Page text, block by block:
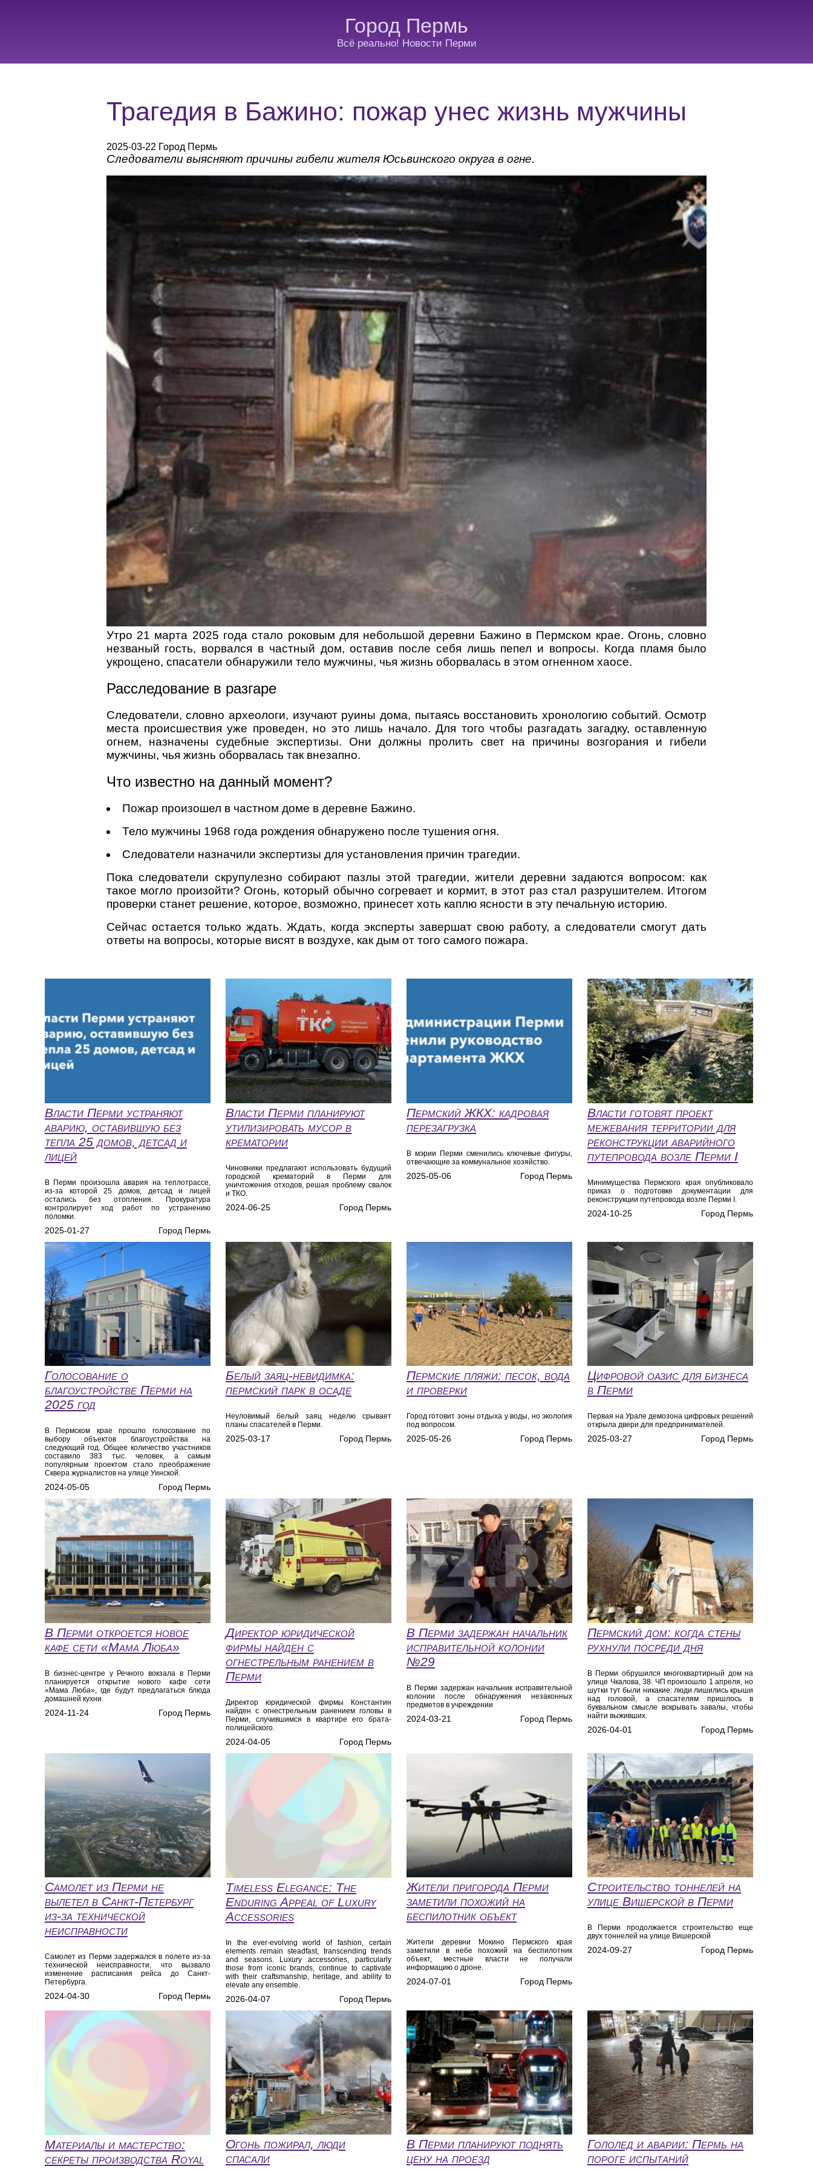
Город Пермь
Всё реально! Новости Перми
Трагедия в Бажино: пожар унес жизнь мужчины
2025-03-22 Город Пермь
Следователи выясняют причины гибели жителя Юсьвинского округа в огне.
Утро 21 марта 2025 года стало роковым для небольшой деревни Бажино в Пермском крае. Огонь, словно
незваный гость, ворвался в частный дом, оставив после себя лишь пепел и вопросы. Когда пламя было
укрощено, спасатели обнаружили тело мужчины, чья жизнь оборвалась в этом огненном хаосе.
Расследование в разгаре
Следователи, словно археологи, изучают руины дома, пытаясь восстановить хронологию событий. Осмотр
места происшествия уже проведен, но это лишь начало. Для того чтобы разгадать загадку, оставленную
огнем, назначены судебные экспертизы. Они должны пролить свет на причины возгорания и гибели
мужчины, чья жизнь оборвалась так внезапно.
Что известно на данный момент?
Пожар произошел в частном доме в деревне Бажино.
Тело мужчины 1968 года рождения обнаружено после тушения огня.
Следователи назначили экспертизы для установления причин трагедии.
Пока следователи скрупулезно собирают пазлы этой трагедии, жители деревни задаются вопросом: как
такое могло произойти? Огонь, который обычно согревает и кормит, в этот раз стал разрушителем. Итогом
проверки станет решение, которое, возможно, принесет хоть каплю ясности в эту печальную историю.
Сейчас остается только ждать. Ждать, когда эксперты завершат свою работу, а следователи смогут дать
ответы на вопросы, которые висят в воздухе, как дым от того самого пожара.
Власти Перми устраняют
аварию, оставившую без
тепла 25 домов, детсад и
лицей
В Перми произошла авария на теплотрассе,
из-за которой 25 домов, детсад и лицей
остались без отопления. Прокуратура
контролирует ход работ по устранению
поломки.
2025-01-27 Город Пермь
Власти Перми планируют
утилизировать мусор в
крематории
Чиновники предлагают использовать будущий
городской крематорий в Перми для
уничтожения отходов, решая проблему свалок
и ТКО.
2024-06-25 Город Пермь
Пермский ЖКХ: кадровая
перезагрузка
В мэрии Перми сменились ключевые фигуры,
отвечающие за коммунальное хозяйство.
2025-05-06 Город Пермь
Власти готовят проект
межевания территории для
реконструкции аварийного
путепровода возле Перми I
Минимущества Пермского края опубликовало
приказ о подготовке документации для
реконструкции путепровода возле Перми I.
2024-10-25 Город Пермь
Голосование о
благоустройстве Перми на
2025 год
В Пермском крае прошло голосование по
выбору объектов благоустройства на
следующий год. Общее количество участников
составило 383 тыс. человек, а самым
популярным проектом стало преображение
Сквера журналистов на улице Уинской.
2024-05-05 Город Пермь
Белый заяц-невидимка:
пермский парк в осаде
Неуловимый белый заяц неделю срывает
планы спасателей в Перми.
2025-03-17 Город Пермь
Пермские пляжи: песок, вода
и проверки
Город готовит зоны отдыха у воды, но экология
под вопросом.
2025-05-26 Город Пермь
Цифровой оазис для бизнеса
в Перми
Первая на Урале демозона цифровых решений
открыла двери для предпринимателей.
2025-03-27 Город Пермь
В Перми откроется новое
кафе сети «Мама Люба»
В бизнес-центре у Речного вокзала в Перми
планируется открытие нового кафе сети
«Мама Люба», где будут предлагаться блюда
домашней кухни.
2024-11-24 Город Пермь
Директор юридической
фирмы найден с
огнестрельным ранением в
Перми
Директор юридической фирмы Константин
найден с огнестрельным ранением головы в
Перми, случившимся в квартире его брата-
полицейского.
2024-04-05 Город Пермь
В Перми задержан начальник
исправительной колонии
№29
В Перми задержан начальник исправительной
колонии после обнаружения незаконных
предметов в учреждении
2024-03-21 Город Пермь
Пермский дом: когда стены
рухнули посреди дня
В Перми обрушился многоквартирный дом на
улице Чкалова, 38. ЧП произошло 1 апреля, но
шутки тут были никакие: люди лишились крыши
над головой, а спасателям пришлось в
буквальном смысле вскрывать завалы, чтобы
найти выживших.
2026-04-01 Город Пермь
Самолет из Перми не
вылетел в Санкт-Петербург
из-за технической
неисправности
Самолет из Перми задержался в полете из-за
технической неисправности, что вызвало
изменение расписания рейса до Санкт-
Петербурга.
2024-04-30 Город Пермь
Timeless Elegance: The
Enduring Appeal of Luxury
Accessories
In the ever-evolving world of fashion, certain
elements remain steadfast, transcending trends
and seasons. Luxury accessories, particularly
those from iconic brands, continue to captivate
with their craftsmanship, heritage, and ability to
elevate any ensemble.
2026-04-07 Город Пермь
Жители пригорода Перми
заметили похожий на
беспилотник объект
Жители деревни Мокино Пермского края
заметили в небе похожий на беспилотник
объект, местные власти не получали
информацию о дроне.
2024-07-01 Город Пермь
Строительство тоннелей на
улице Вишерской в Перми
В Перми продолжается строительство еще
двух тоннелей на улице Вишерской
2024-09-27 Город Пермь
Материалы и мастерство:
секреты производства Royal
Огонь пожирал, люди
спасали
В Перми планируют поднять
цену на проезд
Гололед и аварии: Пермь на
пороге испытаний